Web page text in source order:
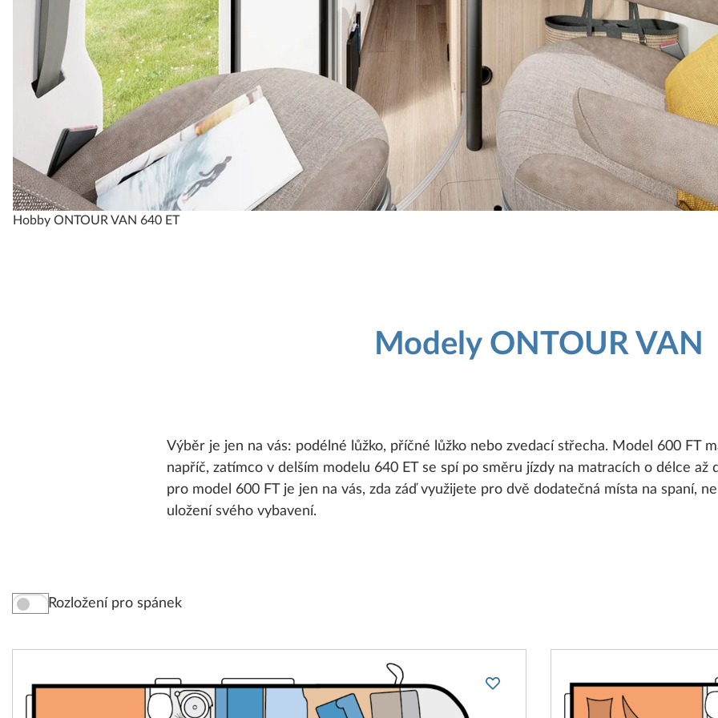
Hobby ONTOUR VAN 640 ET
Modely ONTOUR VAN
Výběr je jen na vás: podélné lůžko, příčné lůžko nebo zvedací střecha. Model 600 FT
napříč, zatímco v delším modelu 640 ET se spí po směru jízdy na matracích o délce až
pro model 600 FT je jen na vás, zda záď využijete pro dvě dodatečná místa na spaní,
uložení svého vybavení.
Rozložení pro spánek